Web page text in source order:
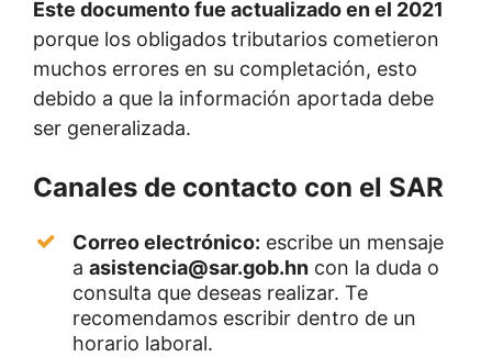
Este documento fue actualizado en el 2021
porque los obligados tributarios cometieron
muchos errores en su completación, esto
debido a que la información aportada debe
ser generalizada.
Canales de contacto con el SAR
Correo electrónico: escribe un mensaje
a asistencia@sar.gob.hn con la duda o
consulta que deseas realizar. Te
recomendamos escribir dentro de un
horario laboral.